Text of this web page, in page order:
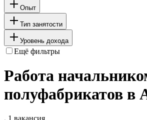
Опыт
Тип занятости
Уровень дохода
Ещё фильтры
Работа
полуфабрикатов в